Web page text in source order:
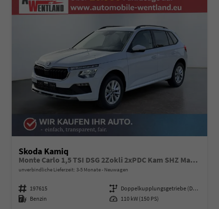
Skoda Kamiq
Monte Carlo 1,5 TSI DSG 2Zokli 2xPDC Kam SHZ Matrix 5JG
unverbindliche Lieferzeit: 3-5 Monate Neuwagen
Fahrzeugnummer 197615 Getriebe
Doppelkupplungsgetriebe (DSG)
Kraftstoff Benzin Leistung 110 kW (150 PS)